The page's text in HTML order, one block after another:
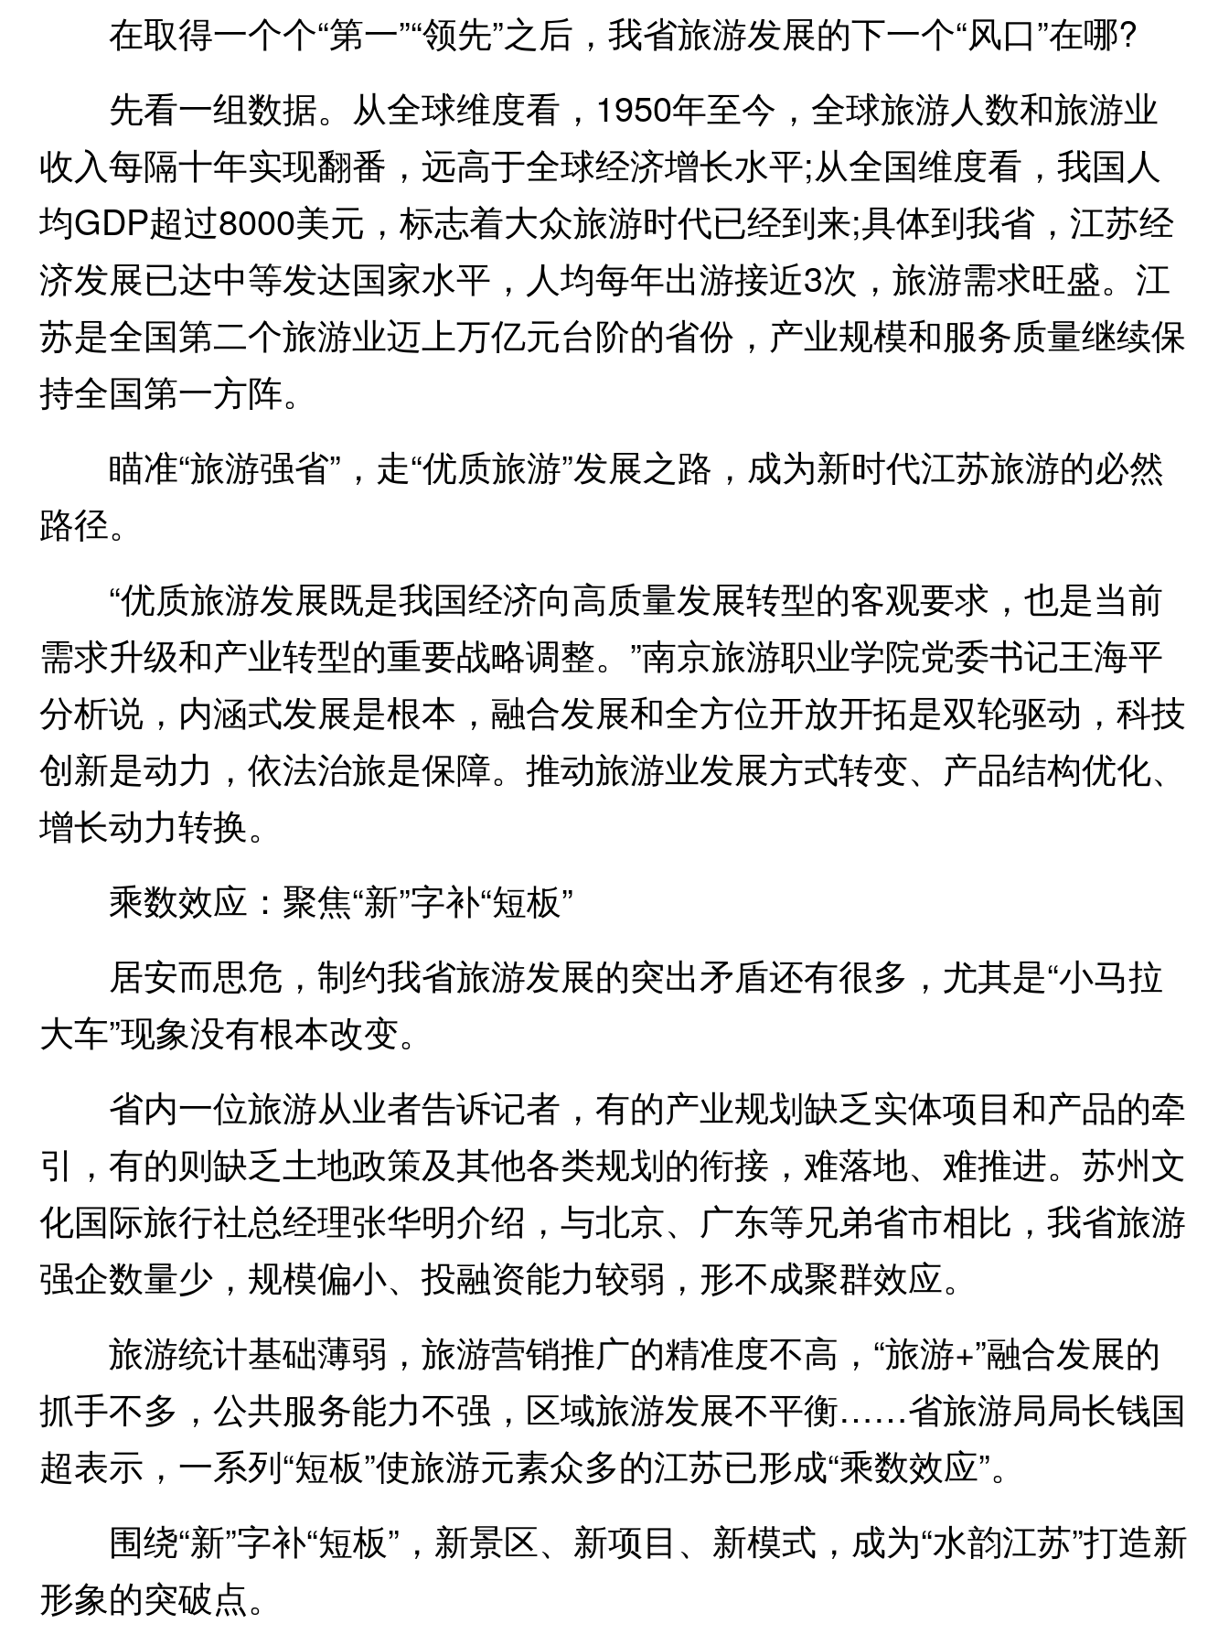
在取得一个个“第一”“领先”之后，我省旅游发展的下一个“风口”在哪?
先看一组数据。从全球维度看，1950年至今，全球旅游人数和旅游业
收入每隔十年实现翻番，远高于全球经济增长水平;从全国维度看，我国人
均GDP超过8000美元，标志着大众旅游时代已经到来;具体到我省，江苏经
济发展已达中等发达国家水平，人均每年出游接近3次，旅游需求旺盛。江
苏是全国第二个旅游业迈上万亿元台阶的省份，产业规模和服务质量继续保
持全国第一方阵。
瞄准“旅游强省”，走“优质旅游”发展之路，成为新时代江苏旅游的必然
路径。
“优质旅游发展既是我国经济向高质量发展转型的客观要求，也是当前
需求升级和产业转型的重要战略调整。”南京旅游职业学院党委书记王海平
分析说，内涵式发展是根本，融合发展和全方位开放开拓是双轮驱动，科技
创新是动力，依法治旅是保障。推动旅游业发展方式转变、产品结构优化、
增长动力转换。
乘数效应：聚焦“新”字补“短板”
居安而思危，制约我省旅游发展的突出矛盾还有很多，尤其是“小马拉
大车”现象没有根本改变。
省内一位旅游从业者告诉记者，有的产业规划缺乏实体项目和产品的牵
引，有的则缺乏土地政策及其他各类规划的衔接，难落地、难推进。苏州文
化国际旅行社总经理张华明介绍，与北京、广东等兄弟省市相比，我省旅游
强企数量少，规模偏小、投融资能力较弱，形不成聚群效应。
旅游统计基础薄弱，旅游营销推广的精准度不高，“旅游+”融合发展的
抓手不多，公共服务能力不强，区域旅游发展不平衡……省旅游局局长钱国
超表示，一系列“短板”使旅游元素众多的江苏已形成“乘数效应”。
围绕“新”字补“短板”，新景区、新项目、新模式，成为“水韵江苏”打造新
形象的突破点。